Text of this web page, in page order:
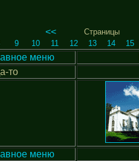
<< Страницы
9 10 11 12 13 14 15
меню
то
меню